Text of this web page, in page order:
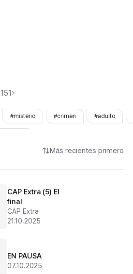
151
#misterio #crimen #adulto
Más recientes primero
CAP Extra (5) El
final
CAP Extra
21.10.2025
EN PAUSA
07.10.2025